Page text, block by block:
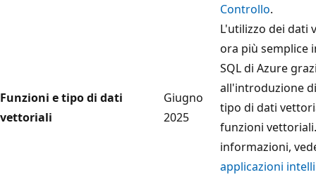
Controllo.
Funzioni e tipo di dati
vettoriali
Giugno
2025
L'utilizzo dei dati
ora più semplice
SQL di Azure
all'introduzione
tipo di dati
funzioni
informazioni,
applicazioni